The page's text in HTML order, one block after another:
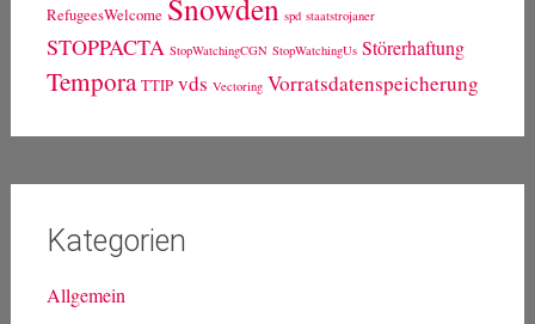
Schlagwörter
Kebekus Kirche koeln koelnhbf Leistungsschutzrecht LfM lsr
NSAPiraten
RefugeesWelcome